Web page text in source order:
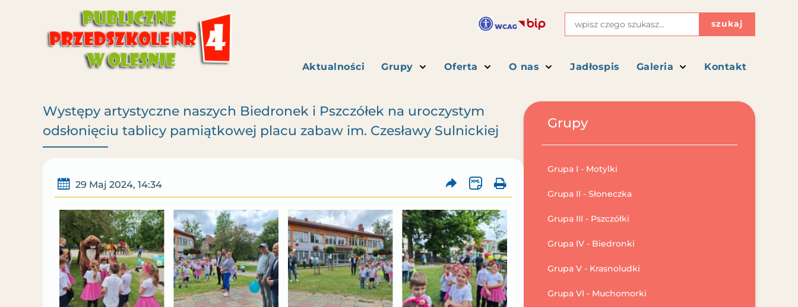
szukaj
Aktualności Grupy Oferta O nas Jadłospis Galeria Kontakt
Grupy
Grupa I - Motylki
Grupa II - Słoneczka
Grupa III - Pszczółki
Grupa IV - Biedronki
Grupa V - Krasnoludki
Grupa VI - Muchomorki
Występy artystyczne naszych Biedronek i Pszczółek na uroczystym
odsłonięciu tablicy pamiątkowej placu zabaw im. Czesławy Sulnickiej
29 Maj 2024, 14:34